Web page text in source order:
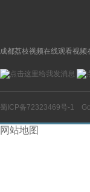
成都荔枝视频在线观看视
蜀ICP备72323469号-1
网站地图